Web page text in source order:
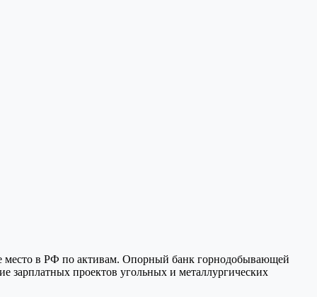
место в РФ по активам. Опорный банк горнодобывающей
зарплатных проектов угольных и металлургических